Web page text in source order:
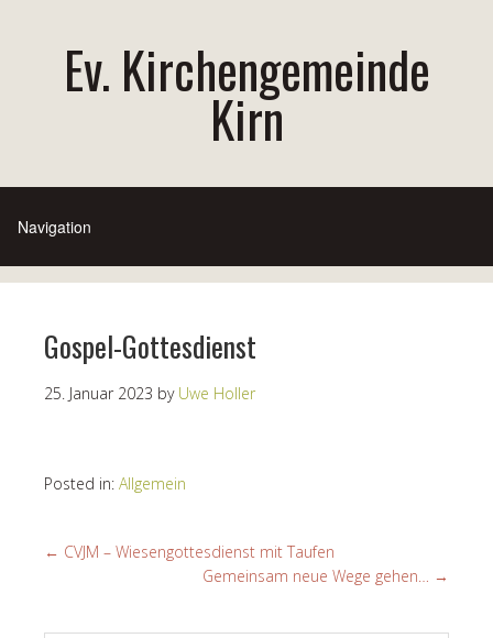
Ev. Kirchengemeinde
Kirn
Gospel-Gottesdienst
25. Januar 2023 by Uwe Holler
Posted in: Allgemein
← CVJM – Wiesengottesdienst mit Taufen
Gemeinsam neue Wege gehen… →